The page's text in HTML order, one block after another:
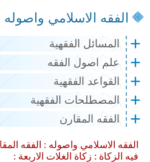
الفقه الاسلامي واصوله
المسائل الفقهية
علم اصول الفقه
القواعد الفقهية
المصطلحات الفقهية
الفقه المقارن
الفقه الاسلامي واصوله : الفقه
فيه الزكاة : زكاة الغلات الاربعة :